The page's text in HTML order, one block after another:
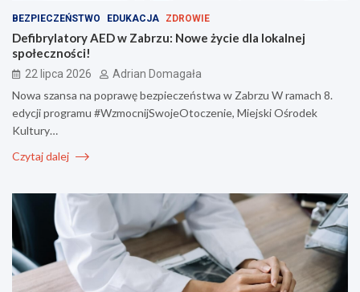
BEZPIECZEŃSTWO EDUKACJA ZDROWIE
Defibrylatory AED w Zabrzu: Nowe życie dla lokalnej
społeczności!
22 lipca 2026 Adrian Domagała
Nowa szansa na poprawę bezpieczeństwa w Zabrzu W ramach 8.
edycji programu #WzmocnijSwojeOtoczenie, Miejski Ośrodek
Kultury…
Czytaj dalej